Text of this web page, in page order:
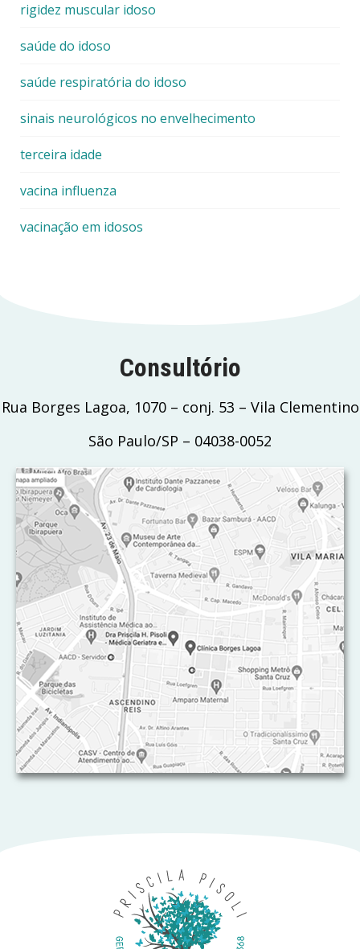
rigidez muscular idoso
saúde do idoso
saúde respiratória do idoso
sinais neurológicos no envelhecimento
terceira idade
vacina influenza
vacinação em idosos
Consultório
Rua Borges Lagoa, 1070 – conj. 53 – Vila Clementino
São Paulo/SP – 04038-0052